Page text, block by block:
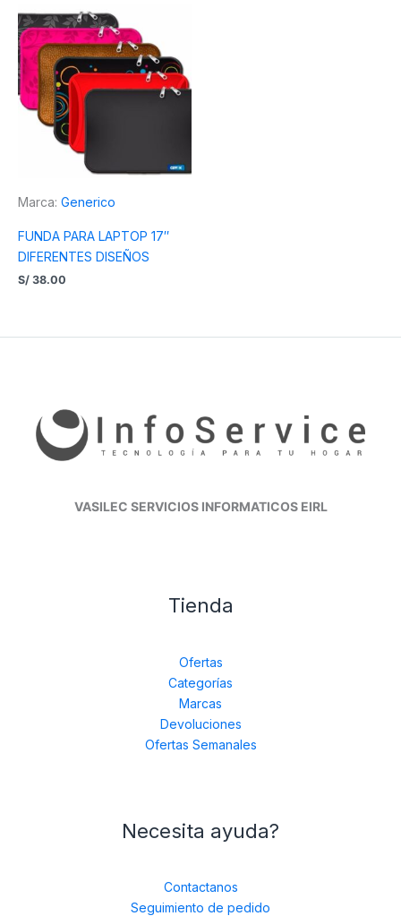
Marca: Generico
FUNDA PARA LAPTOP 17″
DIFERENTES DISEÑOS
S/ 38.00
VASILEC SERVICIOS INFORMATICOS EIRL
Tienda
Ofertas
Categorías
Marcas
Devoluciones
Ofertas Semanales
Necesita ayuda?
Contactanos
Seguimiento de pedido